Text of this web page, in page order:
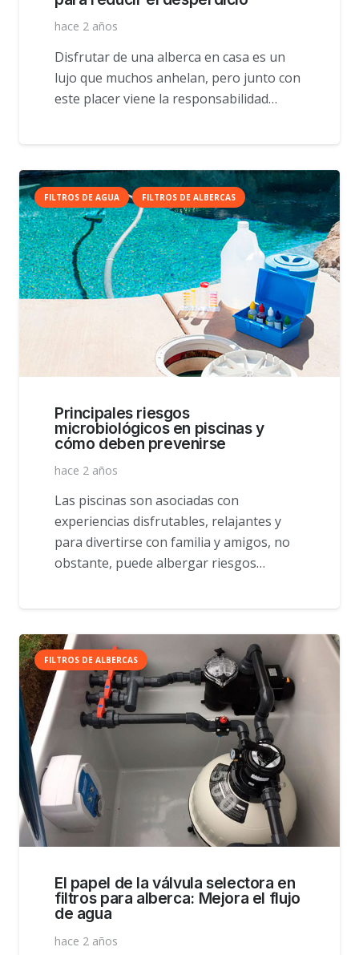
hace 2 años
Disfrutar de una alberca en casa es un
lujo que muchos anhelan, pero junto con
este placer viene la responsabilidad…
FILTROS DE AGUA FILTROS DE ALBERCAS
Principales riesgos
microbiológicos en piscinas y
cómo deben prevenirse
hace 2 años
Las piscinas son asociadas con
experiencias disfrutables, relajantes y
para divertirse con familia y amigos, no
obstante, puede albergar riesgos…
FILTROS DE ALBERCAS
El papel de la válvula selectora en
filtros para alberca: Mejora el flujo
de agua
hace 2 años